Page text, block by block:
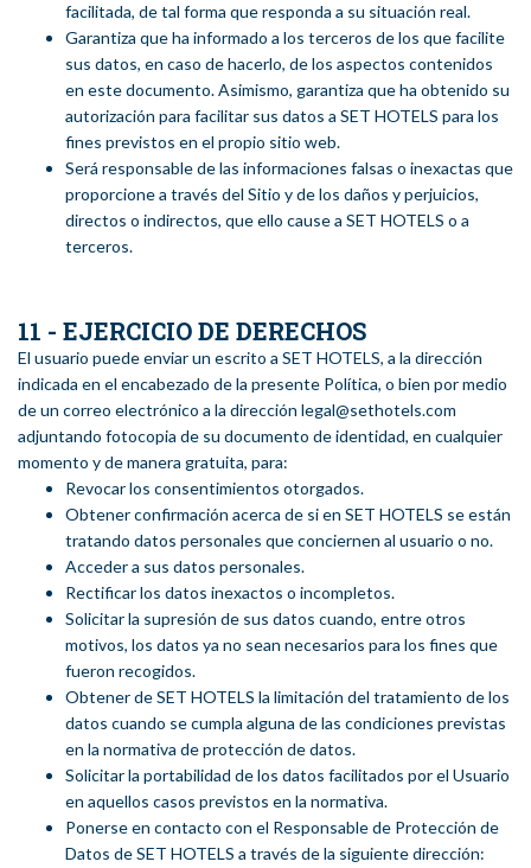
facilitada, de tal forma que responda a su situación real.
Garantiza que ha informado a los terceros de los que facilite
sus datos, en caso de hacerlo, de los aspectos contenidos
en este documento. Asimismo, garantiza que ha obtenido su
autorización para facilitar sus datos a SET HOTELS para los
fines previstos en el propio sitio web.
Será responsable de las informaciones falsas o inexactas que
proporcione a través del Sitio y de los daños y perjuicios,
directos o indirectos, que ello cause a SET HOTELS o a
terceros.
11 - EJERCICIO DE DERECHOS
El usuario puede enviar un escrito a SET HOTELS, a la dirección
indicada en el encabezado de la presente Política, o bien por medio
de un correo electrónico a la dirección legal@sethotels.com
adjuntando fotocopia de su documento de identidad, en cualquier
momento y de manera gratuita, para:
Revocar los consentimientos otorgados.
Obtener confirmación acerca de si en SET HOTELS se están
tratando datos personales que conciernen al usuario o no.
Acceder a sus datos personales.
Rectificar los datos inexactos o incompletos.
Solicitar la supresión de sus datos cuando, entre otros
motivos, los datos ya no sean necesarios para los fines que
fueron recogidos.
Obtener de SET HOTELS la limitación del tratamiento de los
datos cuando se cumpla alguna de las condiciones previstas
en la normativa de protección de datos.
Solicitar la portabilidad de los datos facilitados por el Usuario
en aquellos casos previstos en la normativa.
Ponerse en contacto con el Responsable de Protección de
Datos de SET HOTELS a través de la siguiente dirección: